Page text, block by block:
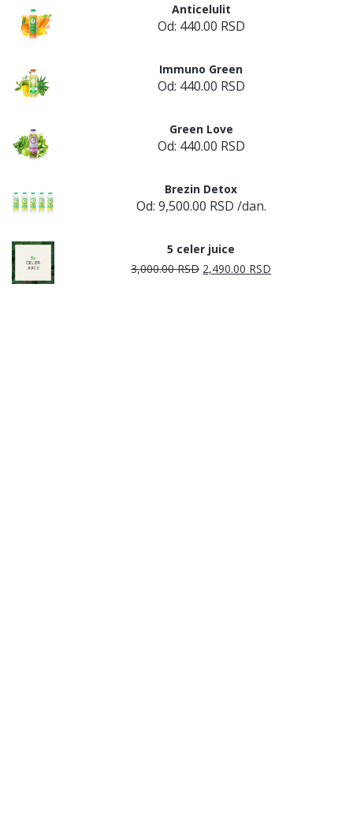
Anticelulit
Od: 440.00 RSD
Immuno Green
Od: 440.00 RSD
Green Love
Od: 440.00 RSD
Brezin Detox
Od: 9,500.00 RSD /dan.
5 celer juice
3,000.00RSD Originalna
2,490.00 RSD